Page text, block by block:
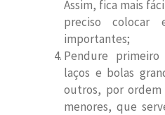
Assim, fica mais
preciso colocar
importantes;
Pendure
laços e bolas
outros, por ordem
menores, que